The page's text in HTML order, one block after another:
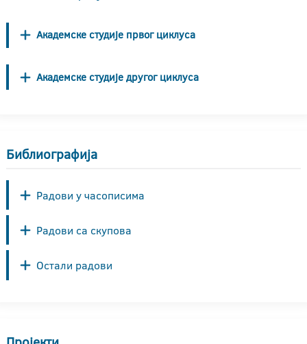
Академске студије првог циклуса
Академске студије другог циклуса
Библиографија
Радови у часописима
Радови са скупова
Остали радови